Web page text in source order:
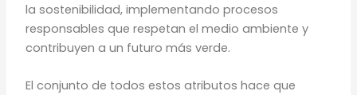
la sostenibilidad, implementando procesos
responsables que respetan el medio ambiente y
contribuyen a un futuro más verde.
El conjunto de todos estos atributos hace que